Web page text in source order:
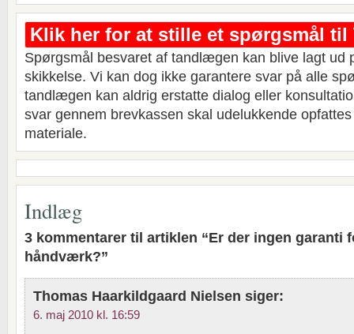
Klik her for at stille et spørgsmål
Spørgsmål besvaret af tandlægen kan blive lagt ud
skikkelse. Vi kan dog ikke garantere svar på alle
tandlægen kan aldrig erstatte dialog eller
svar gennem brevkassen skal udelukkende
materiale.
Indlæg
3 kommentarer til artiklen “Er der ingen garanti
håndværk?”
Thomas Haarkildgaard Nielsen siger:
6. maj 2010 kl. 16:59